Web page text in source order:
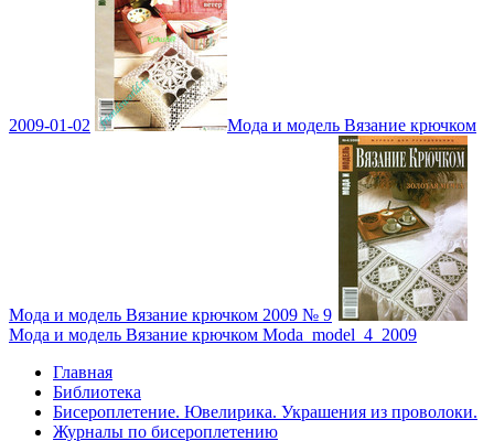
2009-01-02 Мода и модель Вязание крючком
Мода и модель Вязание крючком 2009 № 9
Мода и модель Вязание крючком Moda_model_4_2009
Главная
Библиотека
Бисероплетение. Ювелирика. Украшения из проволоки.
Журналы по бисероплетению